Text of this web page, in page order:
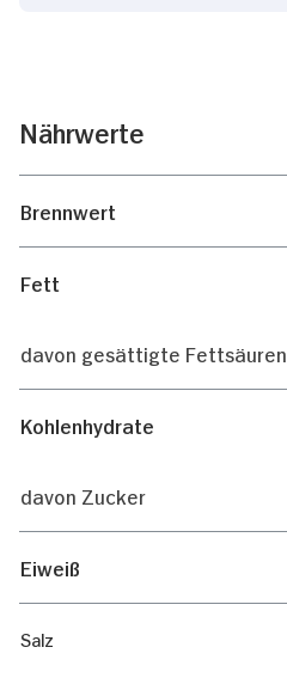
Nährwerte
Brennwert
Fett
davon gesättigte Fettsäuren
Kohlenhydrate
davon Zucker
Eiweiß
Salz